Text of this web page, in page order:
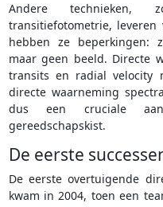
Andere technieken,
transitiefotometrie,
hebben ze beperkingen:
maar geen beeld. Directe
transits en radial velocity
directe waarneming
dus een cruciale
gereedschapskist.
De eerste
De eerste overtuigende
kwam in 2004, toen een